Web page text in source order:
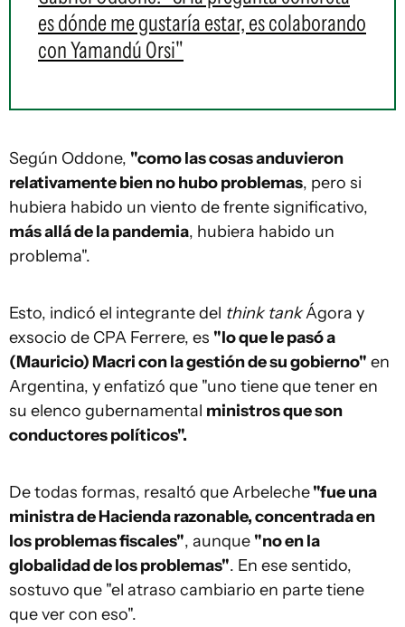
es dónde me gustaría estar, es colaborando
con Yamandú Orsi"
Según Oddone, "como las cosas anduvieron
relativamente bien no hubo problemas, pero si
hubiera habido un viento de frente significativo,
más allá de la pandemia, hubiera habido un
problema".
Esto, indicó el integrante del think tankÁgora y
exsocio de CPA Ferrere, es "lo que le pasó a
(Mauricio) Macri con la gestión de su gobierno" en
Argentina, y enfatizó que "uno tiene que tener en
su elenco gubernamental ministros que son
conductores políticos".
De todas formas, resaltó que Arbeleche"fue una
ministra de Hacienda razonable, concentrada en
los problemas fiscales", aunque "no en la
globalidad de los problemas". En ese sentido,
sostuvo que "el atraso cambiario en parte tiene
que ver con eso".